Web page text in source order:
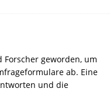
geworden, um
ab. Eine
und die